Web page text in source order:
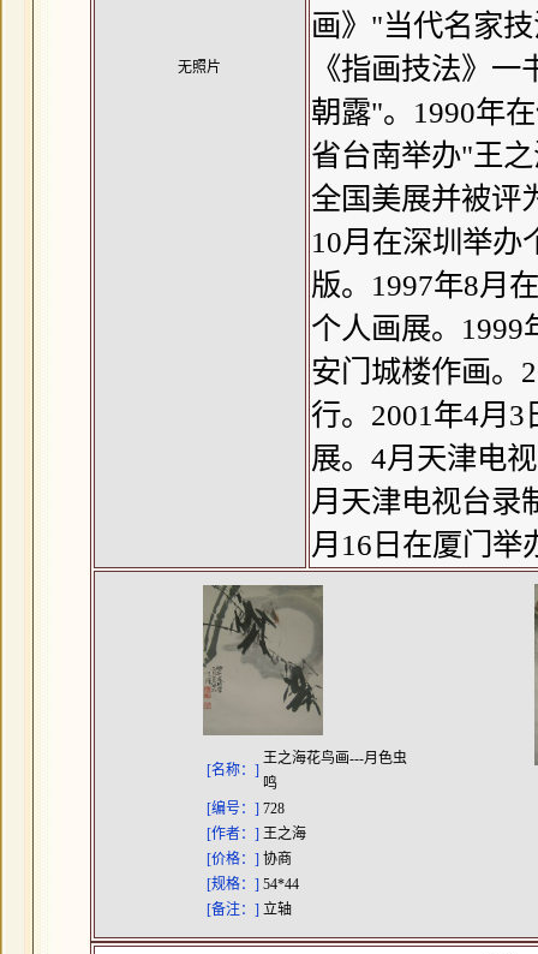
无照片
画》"当代名家
《指画技法》
朝露"。1990年
省台南举办"王
全国美展并被评
10月在深圳举办
版。1997年8月
个人画展。1999
安门城楼作画。
行。2001年4月
展。4月天津电
月天津电视台录
月16日在厦门举
[名称：]
王之海花鸟画---月色虫
鸣
[编号：] 728
[作者：] 王之海
[价格：] 协商
[规格：] 54*44
[备注：] 立轴